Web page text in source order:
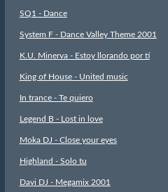
SQ1 - Dance
System F - Dance Valley Theme 2001
K.U. Minerva - Estoy llorando por tí
King of House - United music
In trance - Te quiero
Legend B - Lost in love
Moka DJ - Close your eyes
Highland - Solo tu
Davi DJ - Megamix 2001